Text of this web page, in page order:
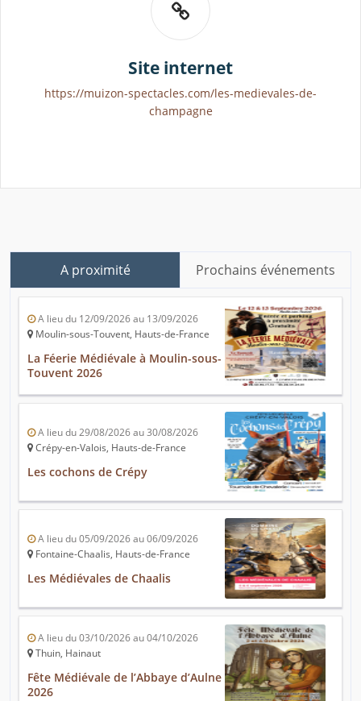
Site internet
https://muizon-spectacles.com/les-medievales-de-
champagne
A proximité Prochains événements
A lieu du 12/09/2026 au 13/09/2026
Moulin-sous-Touvent, Hauts-de-France
La Féerie Médiévale à Moulin-sous-
Touvent 2026
A lieu du 29/08/2026 au 30/08/2026
Crépy-en-Valois, Hauts-de-France
Les cochons de Crépy
A lieu du 05/09/2026 au 06/09/2026
Fontaine-Chaalis, Hauts-de-France
Les Médiévales de Chaalis
A lieu du 03/10/2026 au 04/10/2026
Thuin, Hainaut
Fête Médiévale de l’Abbaye d’Aulne
2026